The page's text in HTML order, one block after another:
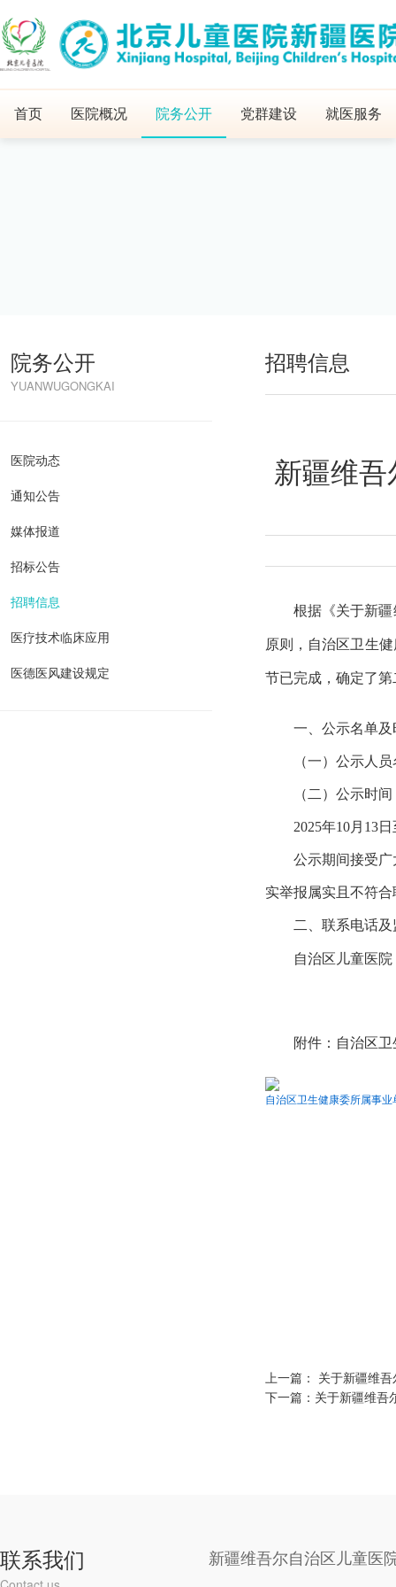
首页 医院概况 院务公开 党群建设 就医服务
院务公开
YUANWUGONGKAI
医院动态
通知公告
媒体报道
招标公告
招聘信息
医疗技术临床应用
医德医风建设规定
招聘信息
新疆维
根据《关于新
原则，自治区卫生
节已完成，确定了
一、公示名单及
（一）公示人
（二）公示时间
2025年10月 13
公示期间接受
实举报属实且不符
二、联系电话
自治区 儿童医院
附件：自治区
自治区卫生健康委所属事
上一篇： 关于新疆维
下一篇： 关于新疆维吾
联系我们 新疆维吾尔自治区儿童医